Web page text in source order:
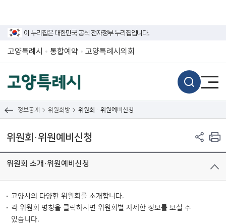
이 누리집은 대한민국 공식 전자정부 누리집입니다.
고양특례시 통합예약 고양특례시의회
정보공개 위원회방 위원회·위원예비신청
위원회·위원예비신청
위원회 소개·위원예비신청
고양시의 다양한 위원회를 소개합니다.
각 위원회 명칭을 클릭하시면 위원회별 자세한 정보를 보실 수
있습니다.